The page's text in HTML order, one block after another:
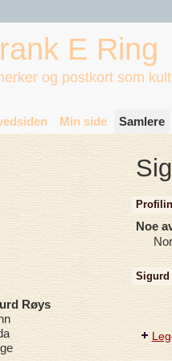
E Ring
og postkort som
Min side Samlere
Røys
Noe
Sigurd